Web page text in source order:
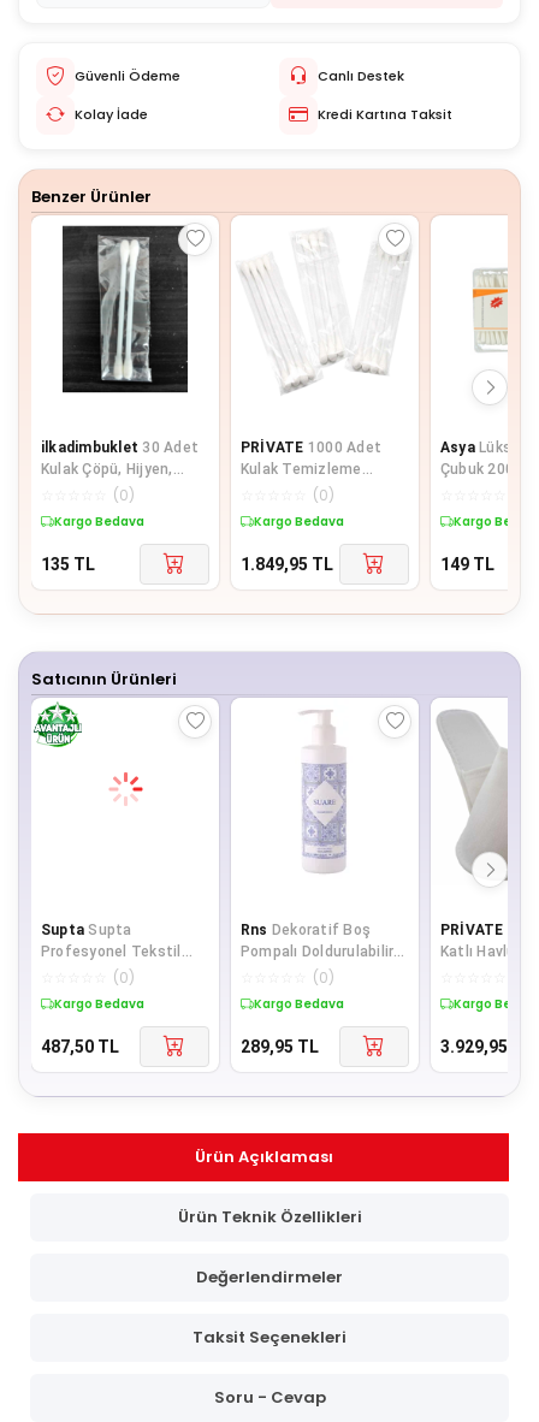
Güvenli Ödeme
Canlı Destek
Kolay İade
Kredi Kartına Taksit
Benzer Ürünler
ilkadimbuklet 30 Adet
Kulak Çöpü, Hijyen,
Kulak Temizleme
(0)
Kargo Bedava
135 TL
PRİVATE 1000 Adet
Kulak Temizleme
Pamuğu Otel Buklet
(0)
Kargo Bedava
1.849,95 TL
Asya Lüks
Çubuk 200' Lü
Kargo
149 TL
Satıcının Ürünleri
Supta Supta
Profesyonel Tekstil
Oda Parfümü Spring
(0)
Kargo Bedava
487,50 TL
Rns Dekoratif Boş
Pompalı Doldurulabilir
Plastik Pet Boş Şişe
(0)
Kargo Bedava
289,95 TL
PRİVATE
Katlı Havlu
Kargo
3.929,95
Ürün Açıklaması
Ürün Teknik Özellikleri
Değerlendirmeler
Taksit Seçenekleri
Soru - Cevap